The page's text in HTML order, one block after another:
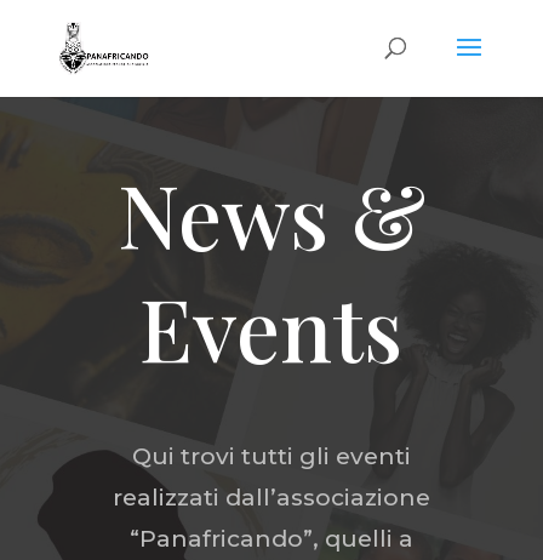
News &
Events
Qui trovi tutti gli eventi
realizzati dall’associazione
“Panafricando”, quelli a